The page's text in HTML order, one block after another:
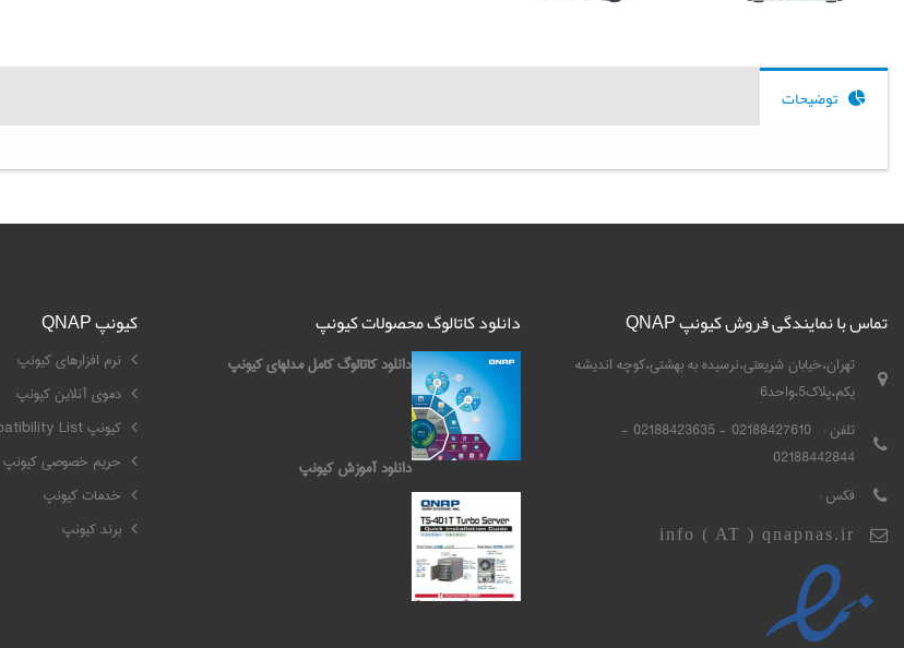
توضیحات
تماس با نمایندگی فروش کیونپ QNAP
تهران،خیابان شریعتی،نرسیده به بهشتی،کوچه اندیشه
یکم،پلاک5،واحد6
تلفن :
02188427610 - 02188423635 -
02188442844
فکس :
info ( AT ) qnapnas.ir
دانلود کاتالوگ محصولات کیونپ
دانلود کاتالوگ کامل مدلهای کیونپ
دانلود آموزش کیونپ
کیونپ QNAP
نرم افزارهای کیونپ
دموی آنلاین کیونپ
کیونپ Compatibility List
حریم خصوصی کیونپ
خدمات کیونپ
برند کیونپ